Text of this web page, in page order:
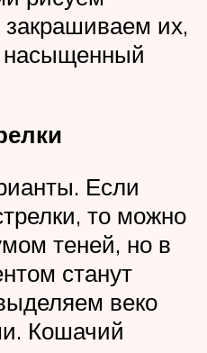
их,
насыщенный
Если
то можно
теней, но в
станут
веко
Кошачий